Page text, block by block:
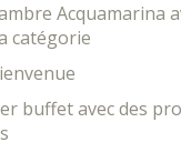
Acquamarina
catégorie
buffet avec des